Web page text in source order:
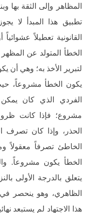
المظاهر وإلى الثقة بها
تطبيق هذا المبدأ لا
القانونية تعطيلاً
الخطأ المتولد عن
لتبرير الأخذ به؛ وهي أن
يكون الخطأ مشروعاً،
الفردي الذي كان
مشروع؛ فإذا كانت
الحذر، وإذا كان تصرف
الخاطئ تصرفاً معقولاً
الخطأ يكون مشروعاً.
يتعلق بالدرجة الأولى
الظاهري، وهو ينحصر في
هذا الاجتهاد لم يستبعد